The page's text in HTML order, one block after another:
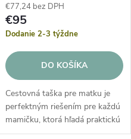
€77,24 bez DPH
€95
Dodanie 2-3 týždne
DO KOŠÍKA
Cestovná taška pre matku je
perfektným riešením pre každú
mamičku, ktorá hľadá praktickú
a elegantnú tašku na cesty.